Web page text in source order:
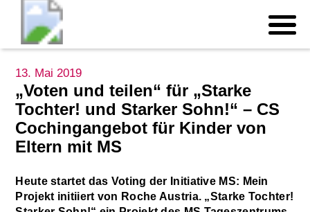
13. Mai 2019
„Voten und teilen“ für „Starke
Tochter! und Starker Sohn!“ – CS
Cochingangebot für Kinder von
Eltern mit MS
Heute startet das Voting der Initiative MS: Mein
Projekt initiiert von Roche Austria. „Starke Tochter!